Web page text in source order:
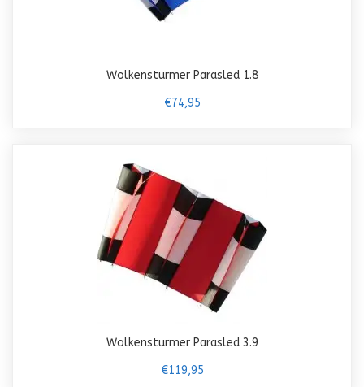
Wolkensturmer Parasled 1.8
€74,95
Wolkensturmer Parasled 3.9
€119,95